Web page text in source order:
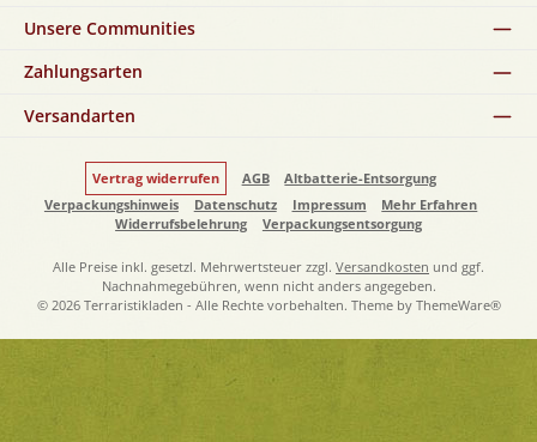
Unsere Communities
Zahlungsarten
Versandarten
Vertrag widerrufen AGB
Altbatterie-Entsorgung
Verpackungshinweis
Datenschutz Impressum
Mehr Erfahren
Widerrufsbelehrung
Verpackungsentsorgung
Alle Preise inkl. gesetzl. Mehrwertsteuer zzgl. Versandkosten und ggf.
Nachnahmegebühren, wenn nicht anders angegeben.
© 2026 Terraristikladen - Alle Rechte vorbehalten. Theme by ThemeWare®